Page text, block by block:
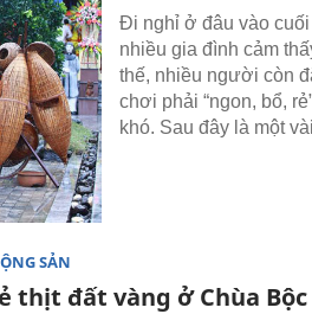
Đi nghỉ ở đâu vào
nhiều gia đình cảm
thế, nhiều người còn
chơi phải “ngon, bổ,
khó. Sau đây là một
SẢN
thịt đất vàng ở Chùa